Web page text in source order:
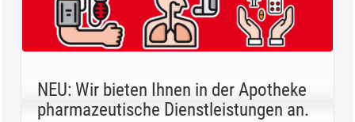
NEU: Wir bieten Ihnen in der Apotheke
pharmazeutische Dienstleistungen an.